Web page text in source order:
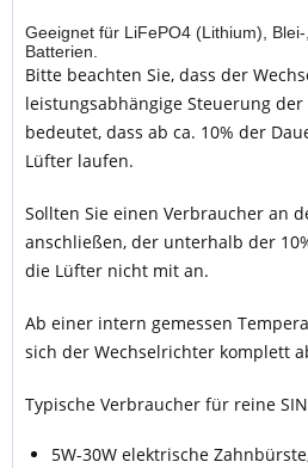
Geeignet für LiFePO4 (Lithium),
Batterien.
Bitte beachten Sie, dass der
leistungsabhängige Steuerung
bedeutet, dass ab ca. 10% der
Lüfter laufen.
Sollten Sie einen Verbraucher an
anschließen, der unterhalb der
die Lüfter nicht mit an.
Ab einer intern gemessen
sich der Wechselrichter komplett
Typische Verbraucher für reine
5W-30W elektrische